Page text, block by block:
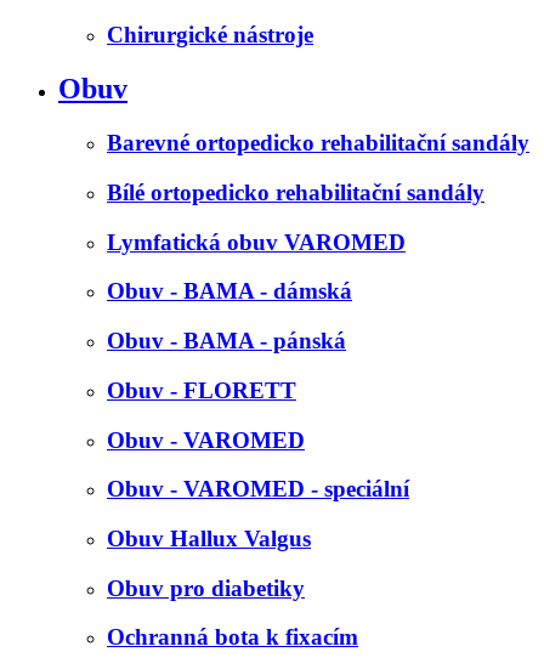
Chirurgické nástroje
Obuv
Barevné ortopedicko rehabilitační sandály
Bílé ortopedicko rehabilitační sandály
Lymfatická obuv VAROMED
Obuv - BAMA - dámská
Obuv - BAMA - pánská
Obuv - FLORETT
Obuv - VAROMED
Obuv - VAROMED - speciální
Obuv Hallux Valgus
Obuv pro diabetiky
Ochranná bota k fixacím